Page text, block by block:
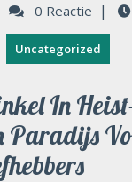
0 Reactie |
Uncategorized
In
Paradijs